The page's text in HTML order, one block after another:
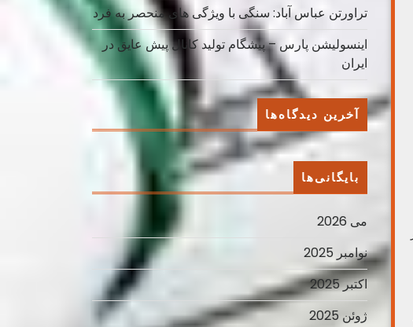
تراورتن عباس آباد: سنگی با ویژگی های منحصر به فرد
اینسولیشن پارس – پیشگام تولید کانال پیش عایق در
ایران
آخرین دیدگاه‌ها
بایگانی‌ها
می 2026
نوامبر 2025
اکتبر 2025
ژوئن 2025